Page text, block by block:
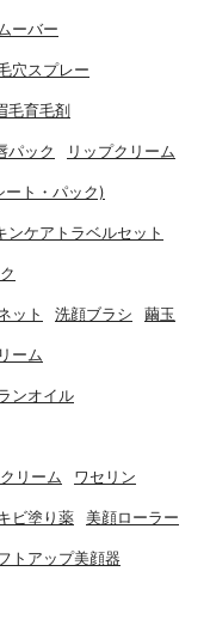
ーバー
穴スプレー
毛育毛剤
パック リップクリーム
ート・パック)
ンケアトラベルセット
ット 洗顔ブラシ 繭玉
ーム
ンオイル
リーム ワセリン
ビ塗り薬 美顔ローラー
トアップ美顔器